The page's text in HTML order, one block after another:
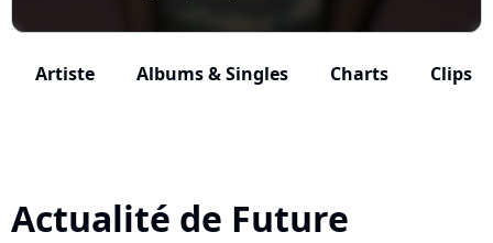
Artiste Albums & Singles Charts Clips
Actualité de Future